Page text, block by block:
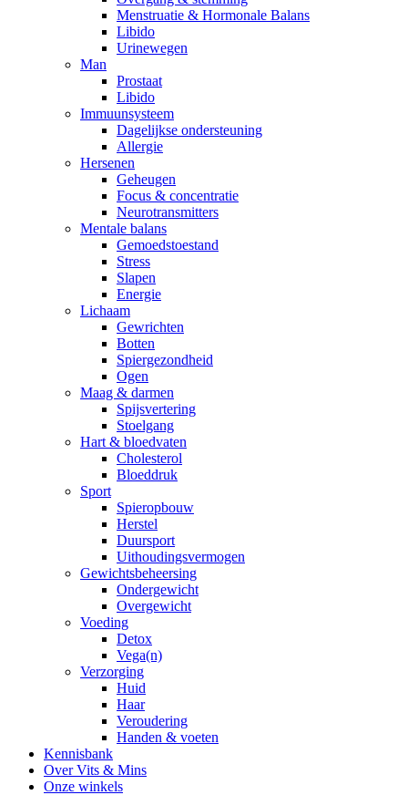
Menstruatie & Hormonale Balans
Libido
Urinewegen
Man
Prostaat
Libido
Immuunsysteem
Dagelijkse ondersteuning
Allergie
Hersenen
Geheugen
Focus & concentratie
Neurotransmitters
Mentale balans
Gemoedstoestand
Stress
Slapen
Energie
Lichaam
Gewrichten
Botten
Spiergezondheid
Ogen
Maag & darmen
Spijsvertering
Stoelgang
Hart & bloedvaten
Cholesterol
Bloeddruk
Sport
Spieropbouw
Herstel
Duursport
Uithoudingsvermogen
Gewichtsbeheersing
Ondergewicht
Overgewicht
Voeding
Detox
Vega(n)
Verzorging
Huid
Haar
Veroudering
Handen & voeten
Kennisbank
Over Vits & Mins
Onze winkels